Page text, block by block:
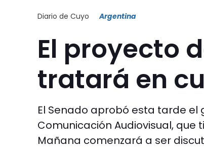
Diario de Cuyo Argentina
El proyecto
tratará en
El Senado aprobó esta tarde el
Comunicación Audiovisual,
Mañana comenzará a ser